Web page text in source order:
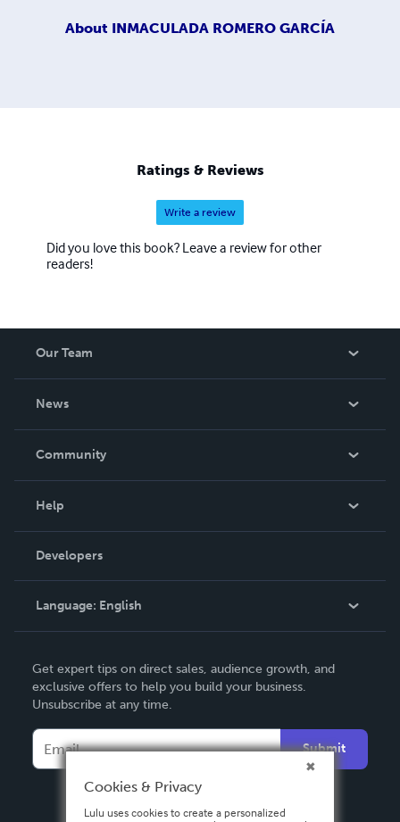
About INMACULADA ROMERO GARCÍA
Ratings & Reviews
Write a review
Did you love this book? Leave a review for other
readers!
Our Team
News
In The News
Community
Podcast
Help
Order Lookup
Knowledge Base
Contact Support
Developers
Language: English
Deutsch
Français
Español
Get expert tips on direct sales, audience growth, and
exclusive offers to help you build your business.
Unsubscribe at any time.
Submit
Cookies & Privacy
Lulu uses cookies to create a personalized